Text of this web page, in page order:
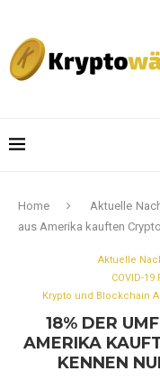
Home Aktuelle
aus Amerika kauften
Aktuelle
COVID-
Krypto und Blockchain
18% DER
AMERIKA
KENNEN